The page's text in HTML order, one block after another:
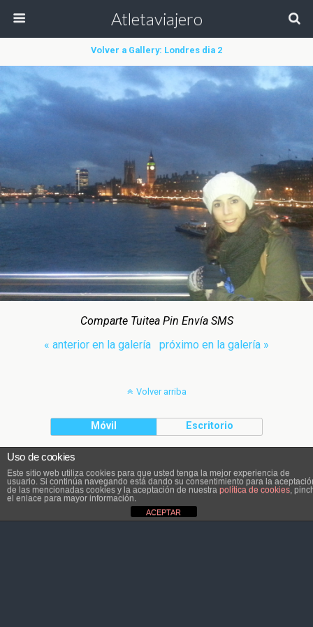
Atletaviajero
Volver a Gallery: Londres dia 2
Comparte Tuitea Pin Envía SMS
« anterior en la galería
próximo en la galería »
Volver arriba
Móvil Escritorio
El contenido pertenece a Atletaviajero.info
Uso de cookies
Este sitio web utiliza cookies para que usted tenga la mejor experiencia de
usuario. Si continúa navegando está dando su consentimiento para la
de las mencionadas cookies y la aceptación de nuestra política de cookies ,
el enlace para mayor información.
ACEPTAR